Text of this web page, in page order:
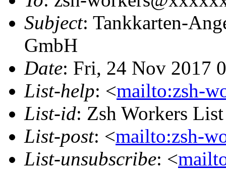
Subject: Tankkarten-
GmbH
Date: Fri, 24 Nov 2017
List-help: <mailto:zsh-
List-id: Zsh Workers
List-post: <mailto:zsh-
List-unsubscribe: <